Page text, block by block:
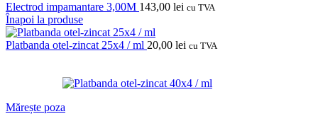
Electrod impamantare 3,00M 143,00 lei cu TVA
Înapoi la produse
Platbanda otel-zincat 25x4 / ml 20,00 lei cu TVA
Mărește poza